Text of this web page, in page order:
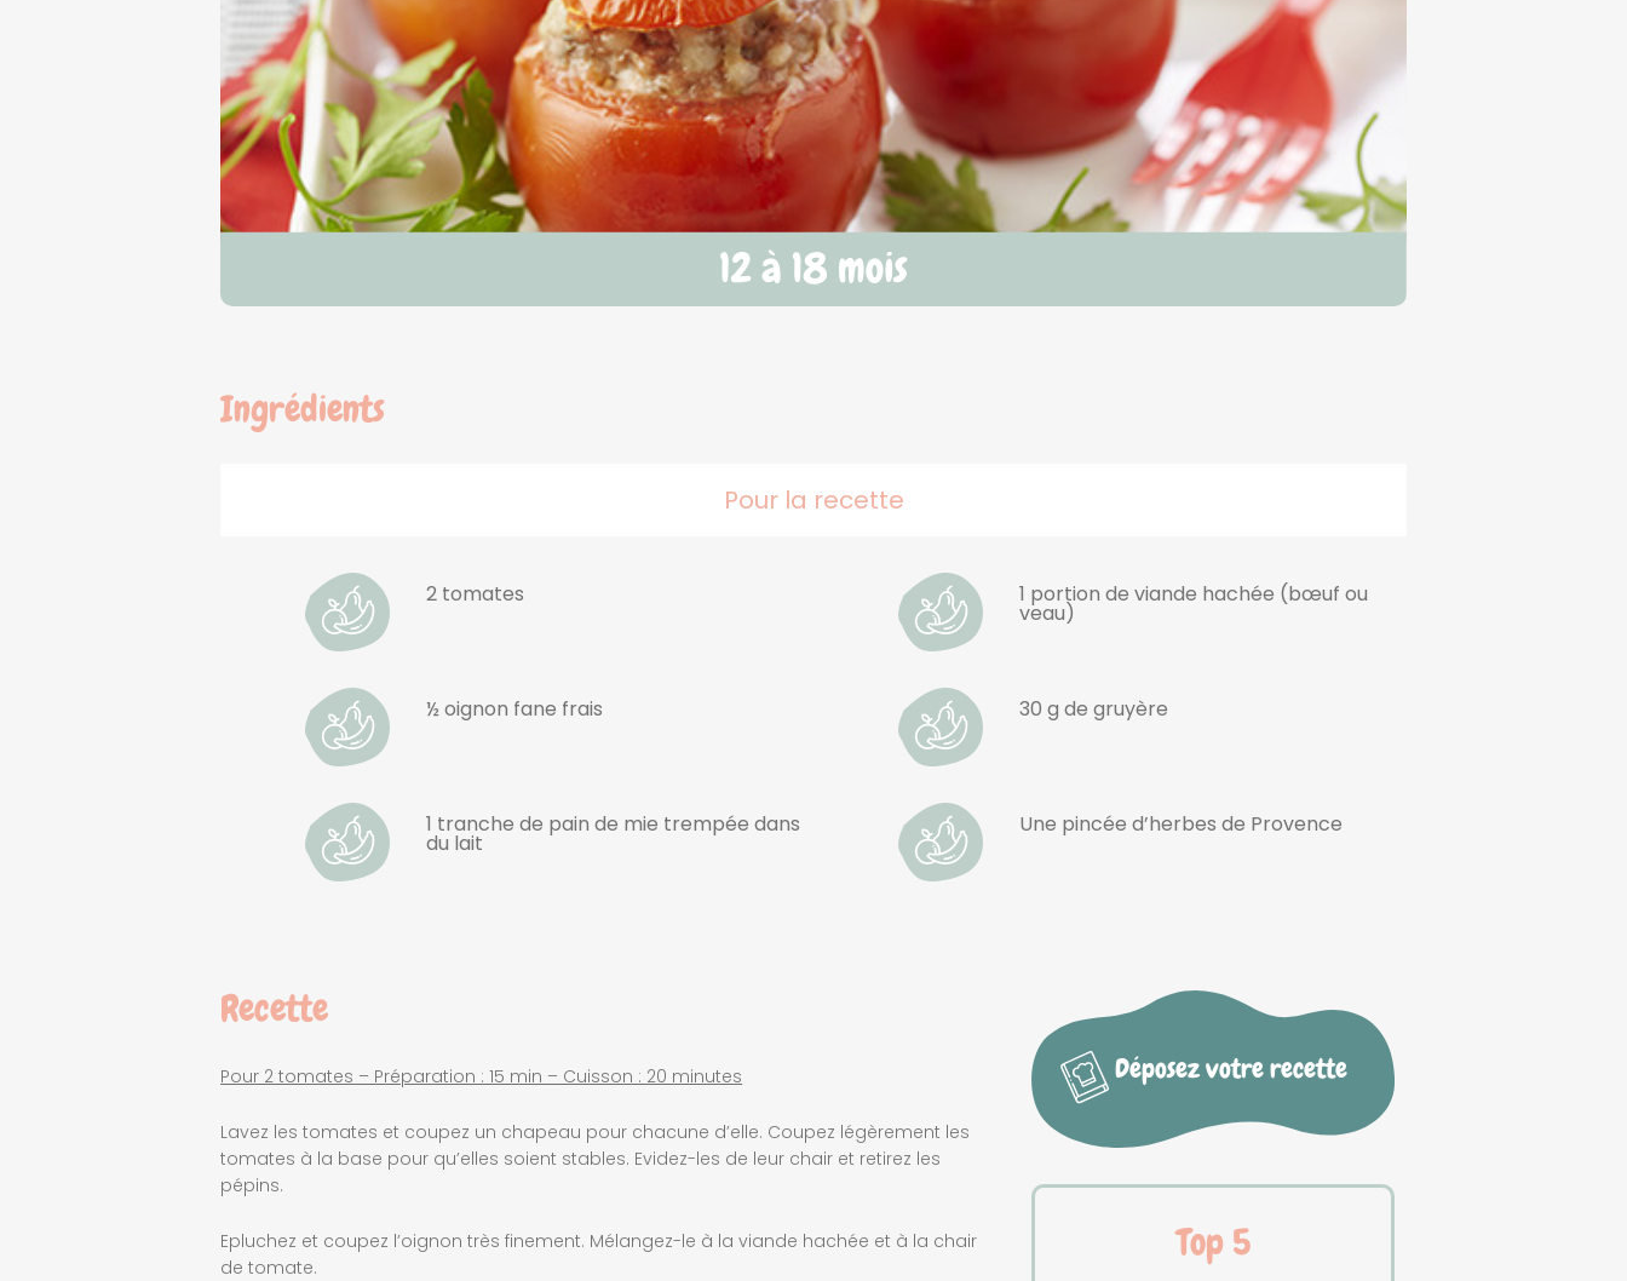
Ingrédients
Pour la recette
2 tomates 1 portion de viande hachée (bœuf ou
veau)
½ oignon fane frais 30 g de gruyère
1 tranche de pain de mie trempée dans
du lait
Une pincée d’herbes de Provence
Recette
Pour 2 tomates – Préparation : 15 min – Cuisson : 20 minutes
Lavez les tomates et coupez un chapeau pour chacune d’elle. Coupez légèrement les
tomates à la base pour qu’elles soient stables. Evidez-les de leur chair et retirez les
pépins.
Epluchez et coupez l’oignon très finement. Mélangez-le à la viande hachée et à la chair
de tomate.
Déposez votre recette
Top 5